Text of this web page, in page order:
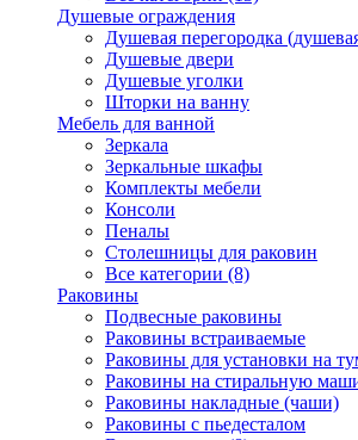
Душевые ограждения
Душевая перегородка
Душевые двери
Душевые уголки
Шторки на ванну
Мебель для ванной
Зеркала
Зеркальные шкафы
Комплекты мебели
Консоли
Пеналы
Столешницы для раковин
Все категории (8)
Раковины
Подвесные раковины
Раковины встраиваемые
Раковины для установки на
Раковины на стиральную
Раковины накладные (чаши)
Раковины с пьедесталом